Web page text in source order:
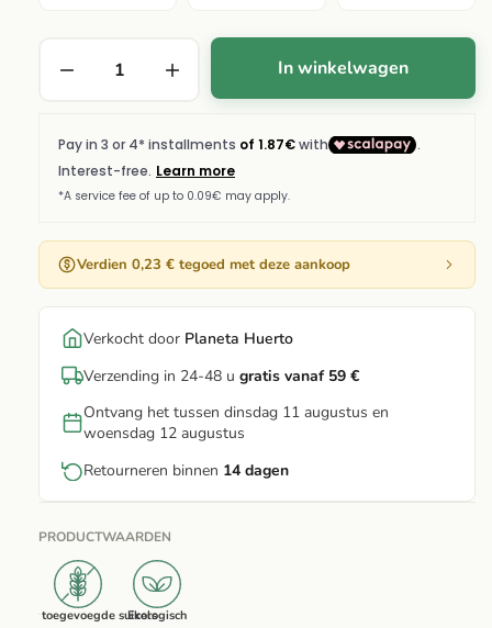
In winkelwagen
Verdien 0,23 € tegoed met deze aankoop
Verkocht door Planeta Huerto
Verzending in 24-48 u gratis vanaf 59 €
Ontvang het tussen dinsdag 11 augustus en
woensdag 12 augustus
Retourneren binnen 14 dagen
PRODUCTWAARDEN
Zonder toegevoegde suikersEcologisch